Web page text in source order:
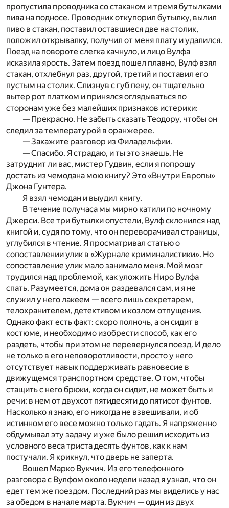
пропустила проводника со стаканом и тремя бутылками
пива на подносе. Проводник откупорил бутылку, вылил
пиво в стакан, поставил оставшиеся две на столик,
положил открывалку, получил от меня плату и удалился.
Поезд на повороте слегка качнуло, и лицо Вулфа
исказила ярость. Затем поезд пошел плавно, Вулф взял
стакан, отхлебнул раз, другой, третий и поставил его
пустым на столик. Слизнув c губ пену, он тщательно
вытер рот платком и принялся оглядываться по
сторонам уже без малейших признаков истерики:
— Прекрасно. Не забыть сказать Теодору, чтобы он
следил за температурой в оранжерее.
— Закажите разговор из Филадельфии.
— Спасибо. Я страдаю, и ты это знаешь. Не
затруднит ли вас, мистер Гудвин, если я попрошу
достать из чемодана мою книгу? Это «Внутри Европы»
Джона Гунтера.
Я взял чемодан и выудил книгу.
В течение получаса мы мирно катили по ночному
Джерси. Все три бутылки опустели, Вулф склонился над
книгой и, судя по тому, что он переворачивал страницы,
углубился в чтение. Я просматривал статью о
сопоставлении улик в «Журнале криминалистики». Но
сопоставление улик мало занимало меня. Мой мозг
трудился над проблемой, как уложить Ниро Вул­фа
спать. Разумеется, дома он раздевался сам, и я не
служил у него лакеем — всего лишь секретарем,
телохранителем, детективом и козлом отпущения.
Однако факт есть факт: скоро полночь, а он сидит в
костюме, и необходимо изобрести способ, как его
раздеть, чтобы при этом не перевернулся поезд. И дело
не только в его неповоротливости, просто у него
отсутствует навык поддерживать равновесие в
движущемся транспортном средстве. О том, чтобы
стащить c него брюки, когда он сидит, не может быть и
речи: в нем от двухсот пятидесяти до пятисот фунтов.
Насколько я знаю, его никогда не взвешивали, и об
истинном его весе можно только гадать. Я напряженно
обдумывал эту задачу и уже было решил исходить из
услов­ного веса триста десять фунтов, как к нам
постучали. Я крикнул, что дверь не заперта.
Вошел Марко Вукчич. Из его телефонного
разговора c Вул­фом около недели назад я узнал, что он
едет тем же поездом. Последний раз мы виделись у нас
за обедом в начале марта. Вукчич — один из двух